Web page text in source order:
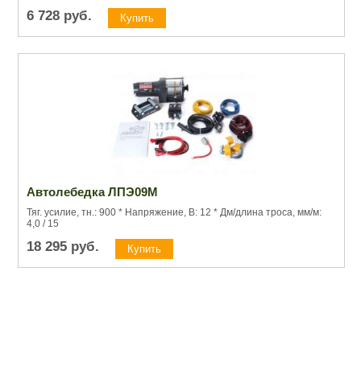
6 728 руб.
Автолебедка ЛПЭ09М
Тяг. усилие, тн.: 900 * Напряжение, В: 12 * Дм/длина троса, мм/м:
4,0 / 15
18 295 руб.